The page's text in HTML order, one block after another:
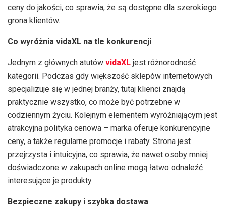
ceny do jakości, co sprawia, że są dostępne dla szerokiego
grona klientów.
Co wyróżnia vidaXL na tle konkurencji
Jednym z głównych atutów vidaXL jest różnorodność
kategorii. Podczas gdy większość sklepów internetowych
specjalizuje się w jednej branży, tutaj klienci znajdą
praktycznie wszystko, co może być potrzebne w
codziennym życiu. Kolejnym elementem wyróżniającym jest
atrakcyjna polityka cenowa – marka oferuje konkurencyjne
ceny, a także regularne promocje i rabaty. Strona jest
przejrzysta i intuicyjna, co sprawia, że nawet osoby mniej
doświadczone w zakupach online mogą łatwo odnaleźć
interesujące je produkty.
Bezpieczne zakupy i szybka dostawa